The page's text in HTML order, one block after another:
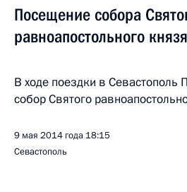
Посещение собора
равноапостольного
В ходе поездки в Севастополь
собор Святого
9 мая 2014 года 18:15
Севастополь